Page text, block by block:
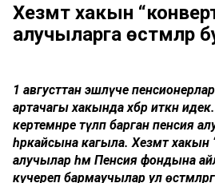
Хезмәт хакын
алучыларга өстәмәләр
1 августтан эшләүче
артачагы хакында хәбәр иткән
кертемнәре түләп барган пенсия
һәркайсына кагыла. Хезмәт хакын
алучылар һәм Пенсия фондына
күчереп бармаучылар ул